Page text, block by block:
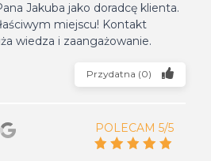
Jakuba jako doradcę klienta.
miejscu! Kontakt
wiedza i zaangażowanie.
Przydatna (0)
POLECAM 5/5